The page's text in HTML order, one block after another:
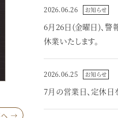
へ →
2026.06.26 お知らせ
6月26日(金曜日)、警
休業いたします。
2026.06.25 お知らせ
7月の営業日、定休日